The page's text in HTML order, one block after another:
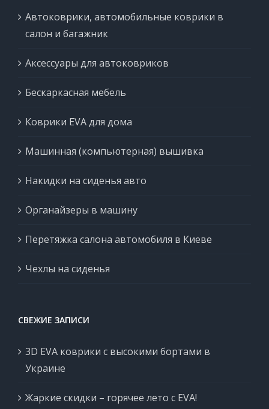
Автоковрики, автомобильные коврики в
салон и багажник
Аксессуары для автоковриков
Бескаркасная мебель
Коврики EVA для дома
Машинная (компьютерная) вышивка
Накидки на сиденья авто
Органайзеры в машину
Перетяжка салона автомобиля в Киеве
Чехлы на сиденья
СВЕЖИЕ ЗАПИСИ
3D EVA коврики с высокими бортами в
Украине
Жаркие скидки – горячее лето с EVA!